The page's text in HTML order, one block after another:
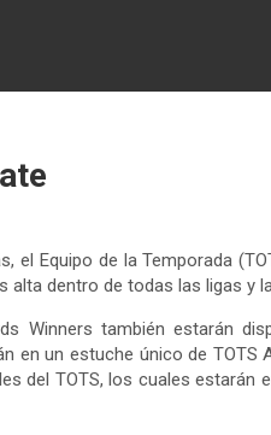
el Equipo de la Temporada
dentro de todas las ligas y
Winners también estarán
en un estuche único de TOTS
del TOTS, los cuales estarán